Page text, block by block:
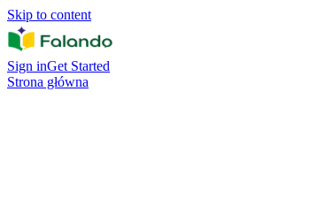
Skip to content
Sign inGet Started
Strona główna